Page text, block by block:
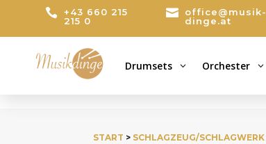
 +43 660 215
215 0

office@musik-
dinge.at
Drumsets 3 Orchester 3
START > SCHLAGZEUG/SCHLAGWERK